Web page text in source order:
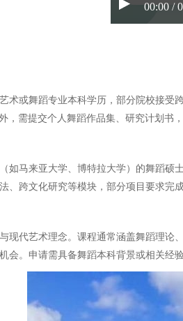
00:00 /
术或舞蹈专业本科学历，部分院校接
，需提交个人舞蹈作品集、研究计划
如马来亚大学、博特拉大学）的舞蹈
跨文化研究等模块，部分项目要求完
现代艺术理念。课程通常涵盖舞蹈理
会。申请需具备舞蹈本科背景或相关